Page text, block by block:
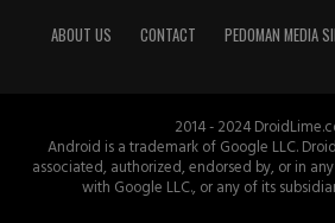
ABOUT US CONTACT PEDOMAN MEDIA
2014 - 2024
Android is a trademark of Google LLC.
associated, authorized, endorsed by, or in
with Google LLC., or any of its